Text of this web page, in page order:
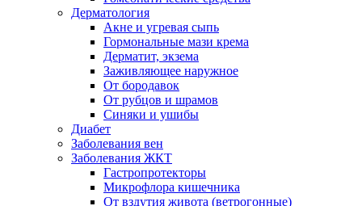
Дерматология
Акне и угревая сыпь
Гормональные мази крема
Дерматит, экзема
Заживляющее наружное
От бородавок
От рубцов и шрамов
Синяки и ушибы
Диабет
Заболевания вен
Заболевания ЖКТ
Гастропротекторы
Микрофлора кишечника
От вздутия живота (ветрогонные)